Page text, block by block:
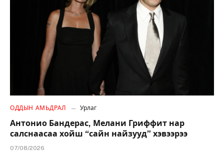
ОДДЫН АМЬДРАЛ Урлаг
Антонио Бандерас, Мелани Гриффит нар
салснаасаа хойш “сайн найзууд” хэвээрээ
07/08/2026